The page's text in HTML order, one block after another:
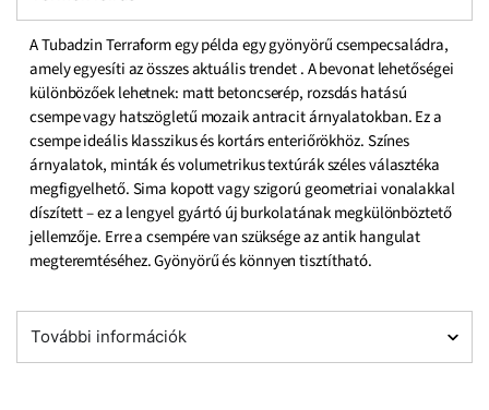
A Tubadzin Terraform egy példa egy gyönyörű csempecsaládra,
amely egyesíti az összes aktuális trendet . A bevonat lehetőségei
különbözőek lehetnek: matt betoncserép, rozsdás hatású
csempe vagy hatszögletű mozaik antracit árnyalatokban. Ez a
csempe ideális klasszikus és kortárs enteriőrökhöz. Színes
árnyalatok, minták és volumetrikus textúrák széles választéka
megfigyelhető. Sima kopott vagy szigorú geometriai vonalakkal
díszített – ez a lengyel gyártó új burkolatának megkülönböztető
jellemzője. Erre a csempére van szüksége az antik hangulat
megteremtéséhez. Gyönyörű és könnyen tisztítható.
További információk